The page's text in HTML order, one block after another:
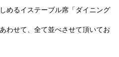
めるイステーブル席「ダイニング
わせて、全て並べさせて頂いてお